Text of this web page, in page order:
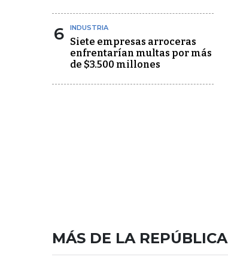
6 INDUSTRIA
Siete empresas arroceras
enfrentarían multas por más
de $3.500 millones
MÁS DE LA REPÚBLICA